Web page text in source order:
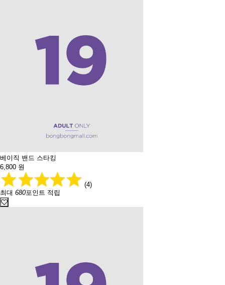
베이직 밴드 스타킹
6,800 원
(4)
최대 680포인트 적립